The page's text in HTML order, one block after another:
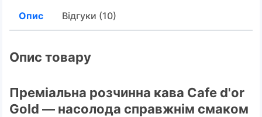
Опис Відгуки (10)
Опис товару
Преміальна розчинна кава Cafe d'or
Gold — насолода справжнім смаком